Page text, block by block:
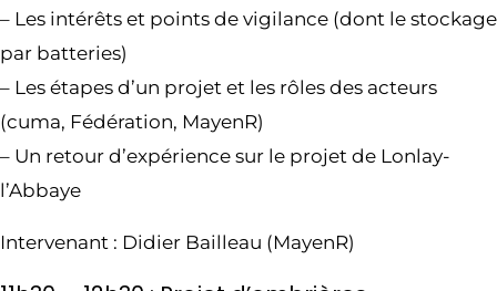
– Les intérêts et points de vigilance (dont le stockage
par batteries)
– Les étapes d’un projet et les rôles des acteurs
(cuma, Fédération, MayenR)
– Un retour d’expérience sur le projet de Lonlay-
l’Abbaye
Intervenant : Didier Bailleau (MayenR)